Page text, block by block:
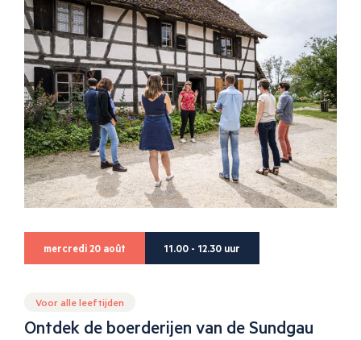
mercredi 20 août 11.00 - 12.30 uur
Voor alle leeftijden
Ontdek de boerderijen van de Sundgau